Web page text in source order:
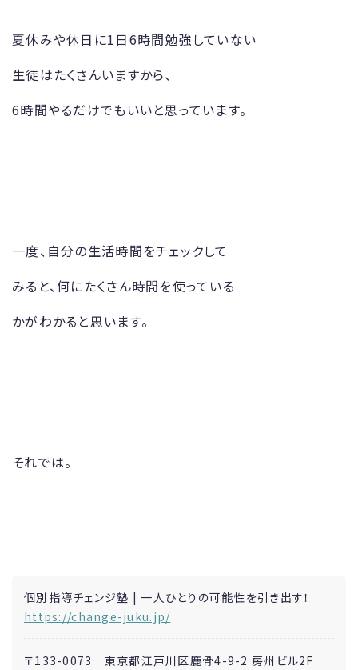
夏休みや休日に1日6時間勉強していない
生徒はたくさんいますから、
6時間やるだけでもいいと思っています。
一度、自分の生活時間をチェックして
みると、何にたくさん時間を使っている
かがわかると思います。
それでは。
個別指導チェンジ塾 | 一人ひとりの可能性を引き出す！
https://change-juku.jp/
〒133-0073 東京都江戸川区鹿骨4-9-2 房州ビル2F